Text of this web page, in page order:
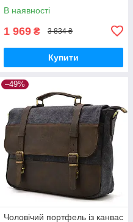
В наявності
1 969 ₴ 3 834 ₴
Купити
–49%
Чоловічий портфель із канвас